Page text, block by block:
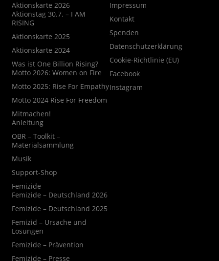
Aktionskarte 2026
Aktionstag 30.7. – I AM
RISING
Aktionskarte 2025
Aktionskarte 2024
Was ist One Billion Rising?
Motto 2026: Women on Fire
Motto 2025: Rise For Empathy
Motto 2024 Rise For Freedom
Mitmachen!
Anleitung
OBR – Toolkit –
Materialsammlung
Musik
Support-Shop
Femizide
Femizide – Deutschland 2026
Femizide – Deutschland 2025
Femizid – Ursache und
Lösungen
Femizide – Prävention
Femizide – Presse
Impressum
Kontakt
Spenden
Datenschutzerklärung
Cookie-Richtlinie (EU)
Facebook
Instagram